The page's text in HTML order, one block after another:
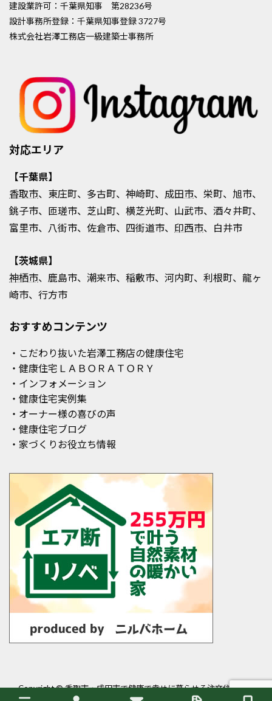
建設業許可：千葉県知事 第28236号
設計事務所登録：千葉県知事登録 3727号
株式会社岩澤工務店一級建築士事務所
対応エリア
【千葉県】
香取市、東庄町、多古町、神崎町、 成田市、栄町、旭市、
銚子市、匝瑳市、芝山町、横芝光町、山武市、酒々井町、
富里市、八街市、佐倉市、四街道市、 印西市、白井市
【茨城県】
神栖市、鹿島市、潮来市、稲敷市、河内町、利根町、龍ヶ
崎市、行方市
おすすめコンテンツ
・こだわり抜いた岩澤工務店の健康住宅
・健康住宅ＬＡＢＯＲＡＴＯＲＹ
・インフォメーション
・健康住宅実例集
・オーナー様の喜びの声
・健康住宅ブログ
・家づくりお役立ち情報
Copyright ©香取市・成田市で健康で幸せに暮らせる注文住宅・平